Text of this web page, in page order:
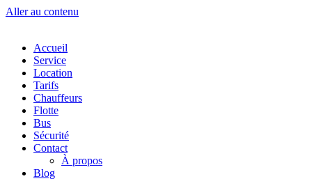
Aller au contenu
Accueil
Service
Location
Tarifs
Chauffeurs
Flotte
Bus
Sécurité
Contact
À propos
Blog